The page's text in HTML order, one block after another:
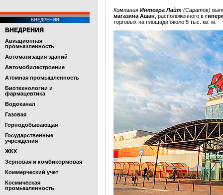
ВНЕДРЕНИЯ
ВНЕДРЕНИЯ
Авиационная
промышленность
Автоматизация зданий
Автомобилестроение
Атомная промышленность
Биотехнологии и
фармацевтика
Водоканал
Газовая
Горнодобывающая
Государственные
учреждения
ЖКХ
Зерновая и комбикормовая
Коммерческий учет
Космическая
промышленность
Компания Интегра Лайт (Саратов)
магазина Ашан , расположенного в
торговых на площади около 5 тыс. кв. м.